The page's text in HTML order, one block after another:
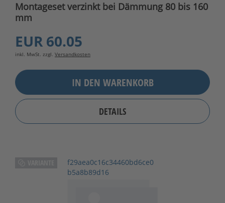
Montageset verzinkt bei Dämmung 80 bis 160
mm
EUR 60.05
inkl. MwSt. zzgl. Versandkosten
IN DEN WARENKORB
DETAILS
f29aea0c16c34460bd6ce0
b5a8b89d16